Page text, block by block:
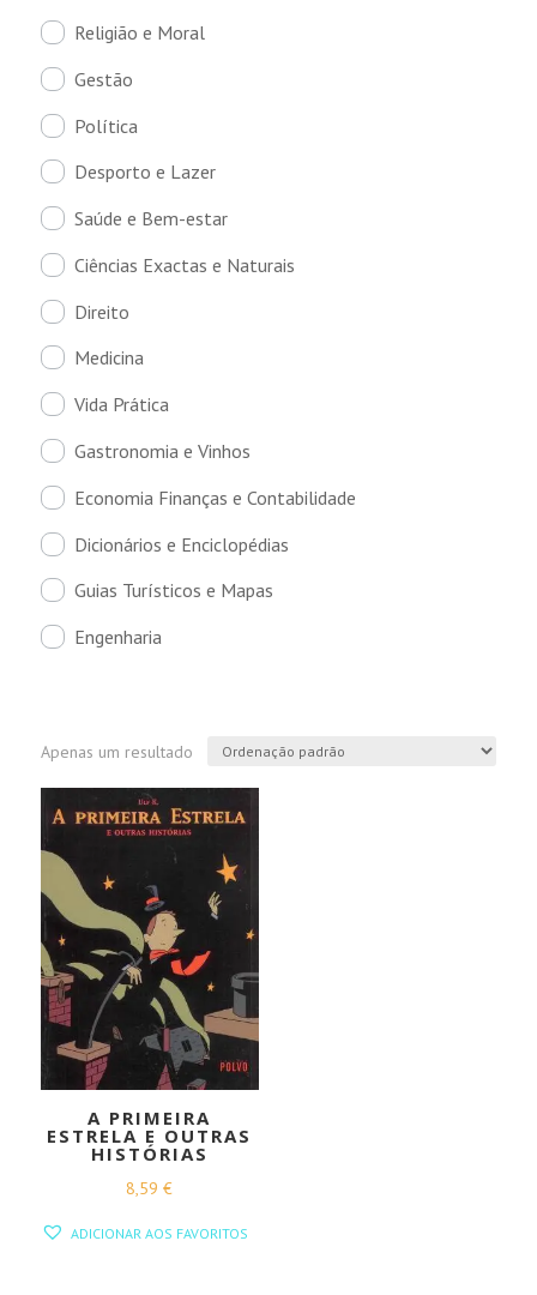
Religião e Moral
Gestão
Política
Desporto e Lazer
Saúde e Bem-estar
Ciências Exactas e Naturais
Direito
Medicina
Vida Prática
Gastronomia e Vinhos
Economia Finanças e Contabilidade
Dicionários e Enciclopédias
Guias Turísticos e Mapas
Engenharia
Apenas um resultado
A PRIMEIRA
ESTRELA E OUTRAS
HISTÓRIAS
8,59€
ADICIONAR AOS FAVORITOS